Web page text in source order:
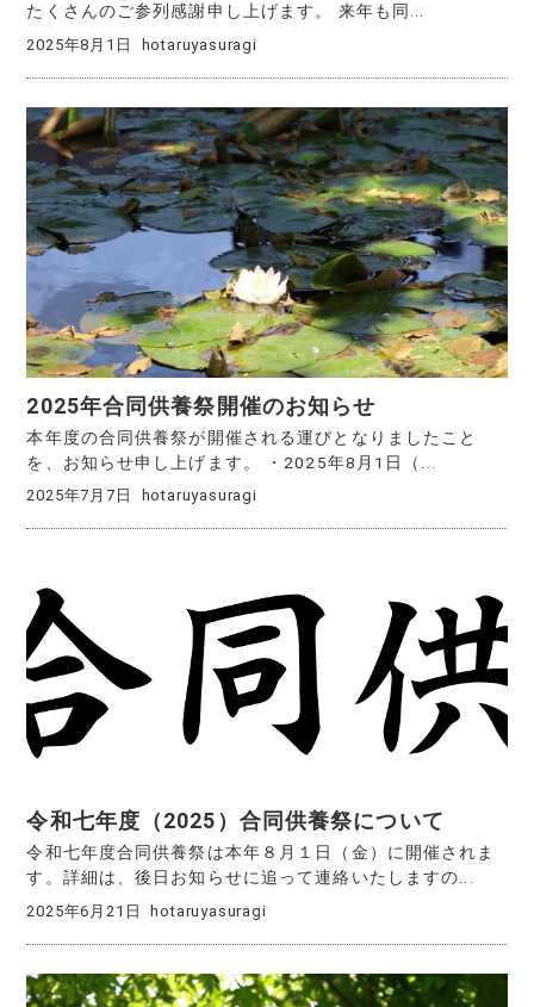
たくさんのご参列感謝申し上げます。 来年も同...
2025年8月1日 hotaruyasuragi
2025年合同供養祭開催のお知らせ
本年度の合同供養祭が開催される運びとなりましたこと
を、お知らせ申し上げます。 ・2025年8月1日（...
2025年7月7日 hotaruyasuragi
令和七年度（2025）合同供養祭について
令和七年度合同供養祭は本年８月１日（金）に開催されま
す。詳細は、後日お知らせに追って連絡いたしますの...
2025年6月21日 hotaruyasuragi